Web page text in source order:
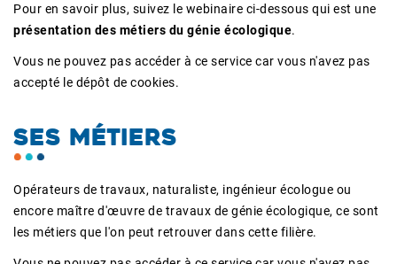
Pour en savoir plus, suivez le webinaire ci-dessous qui est une
présentation des métiers du génie écologique.
Vous ne pouvez pas accéder à ce service car vous n'avez pas
accepté le dépôt de cookies.
SES MÉTIERS
Opérateurs de travaux, naturaliste, ingénieur écologue ou
encore maître d'œuvre de travaux de génie écologique, ce sont
les métiers que l'on peut retrouver dans cette filière.